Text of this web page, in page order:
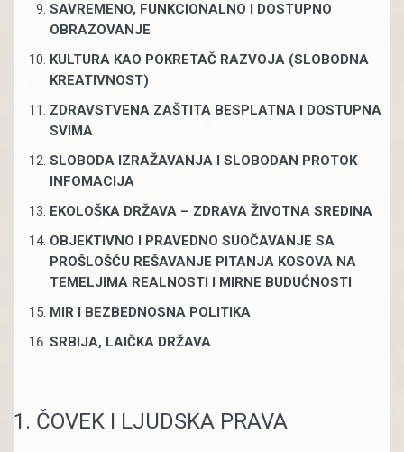
SAVREMENO, FUNKCIONALNO I DOSTUPNO
OBRAZOVANJE
KULTURA KAO POKRETAČ RAZVOJA (SLOBODNA
KREATIVNOST)
ZDRAVSTVENA ZAŠTITA BESPLATNA I DOSTUPNA
SVIMA
SLOBODA IZRAŽAVANJA I SLOBODAN PROTOK
INFOMACIJA
EKOLOŠKA DRŽAVA – ZDRAVA ŽIVOTNA SREDINA
OBJEKTIVNO I PRAVEDNO SUOČAVANJE SA
PROŠLOŠĆU REŠAVANJE PITANJA KOSOVA NA
TEMELJIMA REALNOSTI I MIRNE BUDUĆNOSTI
MIR I BEZBEDNOSNA POLITIKA
SRBIJA, LAIČKA DRŽAVA
1. ČOVEK I LJUDSKA PRAVA